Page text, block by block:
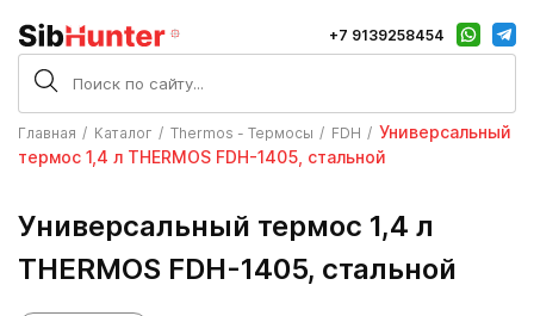
+7 9139258454
Главная Каталог Thermos - Термосы FDH
Универсальный
термос 1,4 л THERMOS FDH-1405, стальной
Универсальный термос 1,4 л
THERMOS FDH-1405, стальной